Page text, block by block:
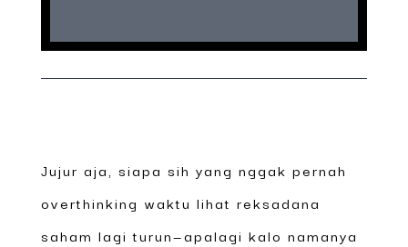
Jujur aja, siapa sih yang nggak pernah
overthinking waktu lihat reksadana
saham lagi turun—apalagi kalo namanya